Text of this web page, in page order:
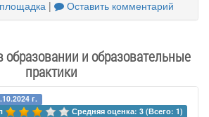
| Оставить комментарий
образовании и образовательные
практики
г.
Средняя оценка: 3 (Всего: 1)